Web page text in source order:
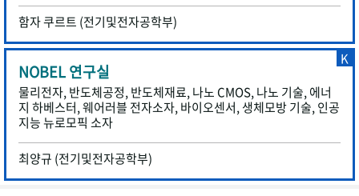
함자 쿠르트 (전기및전자공학부)
NOBEL 연구실
물리전자, 반도체공정, 반도체재료, 나노 CMOS, 나노 기술, 에너
지 하베스터, 웨어러블 전자소자, 바이오센서, 생체모방 기술, 인공
지능 뉴로모픽 소자
최양규 (전기및전자공학부)
K